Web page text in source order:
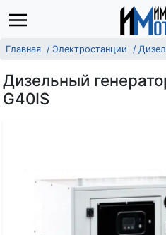
Главная Электростанции
Дизельный
G40IS